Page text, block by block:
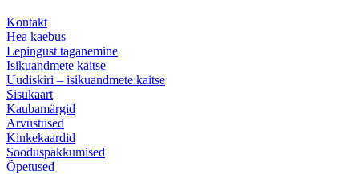
Kontakt
Hea kaebus
Lepingust taganemine
Isikuandmete kaitse
Uudiskiri – isikuandmete kaitse
Sisukaart
Kaubamärgid
Arvustused
Kinkekaardid
Sooduspakkumised
Õpetused